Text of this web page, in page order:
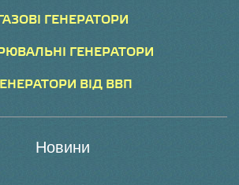
ГЕНЕРАТОРИ
ГЕНЕРАТОРИ
ВІД ВВП
Новини